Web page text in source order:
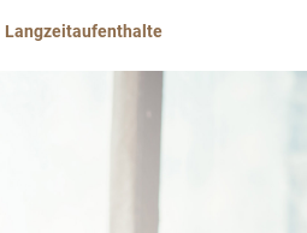
Langzeitaufenthalte